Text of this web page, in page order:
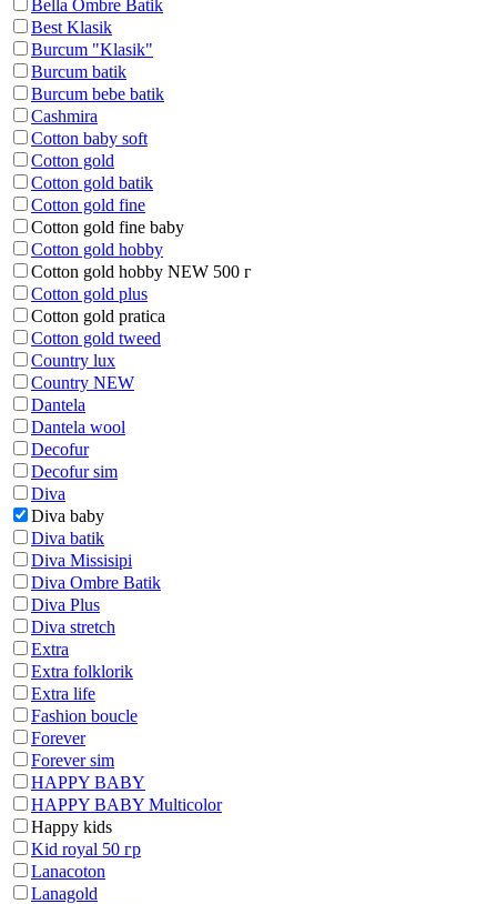
Bella Ombre Batik
Best Klasik
Burcum "Klasik"
Burcum batik
Burcum bebe batik
Cashmira
Cotton baby soft
Cotton gold
Cotton gold batik
Cotton gold fine
Cotton gold fine baby
Cotton gold hobby
Cotton gold hobby NEW 500 г
Cotton gold plus
Cotton gold pratica
Cotton gold tweed
Country lux
Country NEW
Dantela
Dantela wool
Decofur
Decofur sim
Diva
Diva baby
Diva batik
Diva Missisipi
Diva Ombre Batik
Diva Plus
Diva stretch
Extra
Extra folklorik
Extra life
Fashion boucle
Forever
Forever sim
HAPPY BABY
HAPPY BABY Multicolor
Happy kids
Kid royal 50 гр
Lanacoton
Lanagold